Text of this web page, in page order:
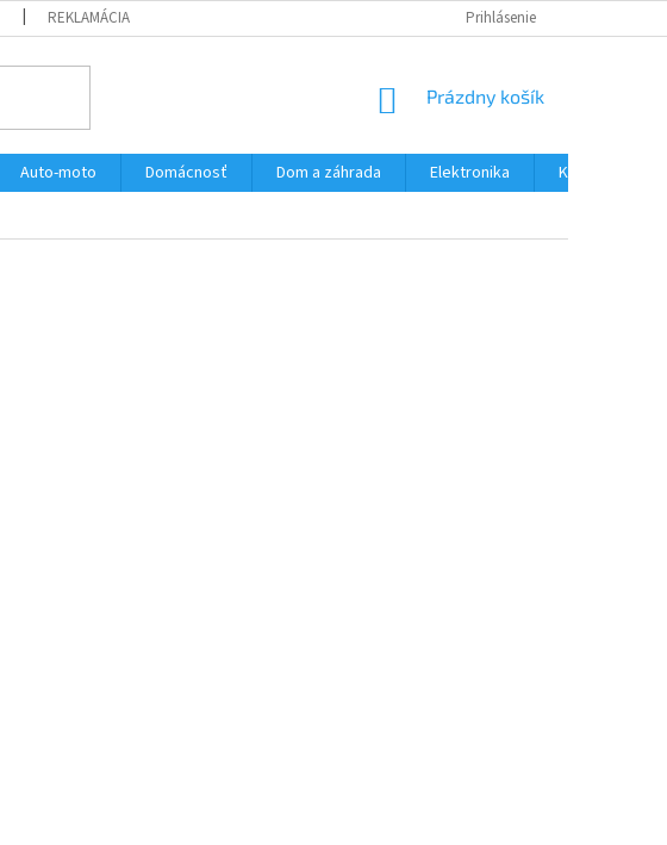
REKLAMÁCIA VŠETKO O NÁKUPE
Prihlásenie
NÁKUPNÝ
Prázdny košík
Auto-moto Domácnosť Dom a záhrada Elektronika
Kozmetika a